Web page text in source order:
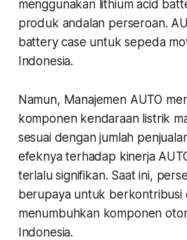
menggunakan lithium acid
produk andalan perseroan.
battery case untuk sepeda
Indonesia.
Namun, Manajemen AUTO
komponen kendaraan listrik
sesuai dengan jumlah
efeknya terhadap kinerja
terlalu signifikan. Saat ini,
berupaya untuk berkontribusi
menumbuhkan komponen
Indonesia.